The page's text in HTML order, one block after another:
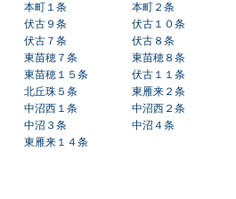
本町１条 本町２条
伏古９条 伏古１０条
伏古７条 伏古８条
東苗穂７条 東苗穂８条
東苗穂１５条 伏古１１条
北丘珠５条 東雁来２条
中沼西１条 中沼西２条
中沼３条 中沼４条
東雁来１４条